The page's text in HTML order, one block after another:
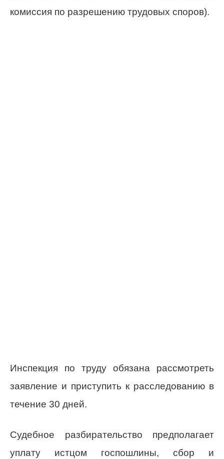
комиссия по разрешению трудовых споров).
Инспекция по труду обязана рассмотреть
заявление и приступить к расследованию в
течение 30 дней.
Судебное разбирательство предполагает
уплату истцом госпошлины, сбор и